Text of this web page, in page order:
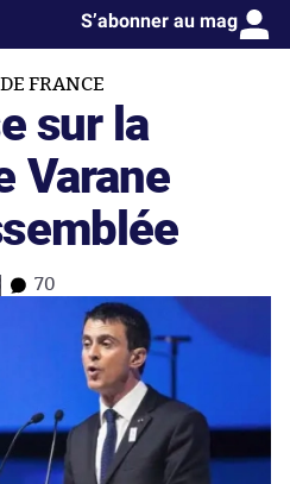
S’abonner au mag
FRANCE
sur la
Varane
70